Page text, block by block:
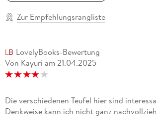
Zur Empfehlungsrangliste
LovelyBooks-Bewertung
Von Kayuri am 21.04.2025
Die verschiedenen Teufel hier sind
Denkweise kann ich nicht ganz